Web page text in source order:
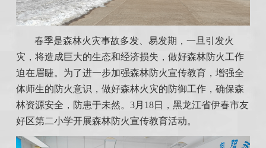
春季是森林火灾事故多发、易发期，一旦引发火
灾，将造成巨大的生态和经济损失，做好森林防火工作
迫在眉睫。为了进一步加强森林防火宣传教育，增强全
体师生的防火意识，做好森林火灾的防御工作，确保森
林资源安全，防患于未然。3月18日，黑龙江省伊春市友
好区第二小学开展森林防火宣传教育活动。